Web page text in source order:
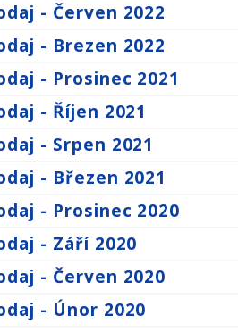
- Červen 2022
- Brezen 2022
- Prosinec 2021
- Říjen 2021
- Srpen 2021
- Březen 2021
- Prosinec 2020
- Září 2020
- Červen 2020
- Únor 2020